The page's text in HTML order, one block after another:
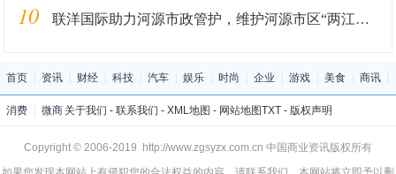
10 联洋国际助力河源市政管护，维护河源市区“两江四岸”水域通航安全
首页 资讯 财经 科技 汽车 娱乐 时尚 企业 游戏 美食 商讯
消费 微商 关于我们 - 联系我们 - XML地图 - 网站地图TXT- 版权声明
Copyright © 2006-2019 http://www.zgsyzx.com.cn 中国商业资讯版权所有